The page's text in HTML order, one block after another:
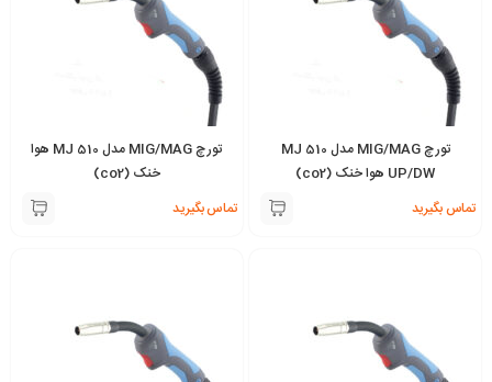
تورچ MIG/MAG مدل MJ 510
UP/DW هوا خنک (co2)
تماس بگیرید
تورچ MIG/MAG مدل MJ 510 هوا
خنک (co2)
تماس بگیرید